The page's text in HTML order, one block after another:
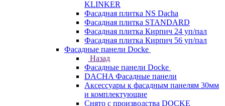
KLINKER
Фасадная плитка NS Dacha
Фасадная плитка STANDARD
Фасадная плитка Кирпич 24 уп/пал
Фасадная плитка Кирпич 56 уп/пал
Фасадные панели Docke
Назад
Фасадные панели Docke
DACHA Фасадные панели
Аксессуары к фасадным панелям 30мм
и комплектующие
Снято с производства DOCKE